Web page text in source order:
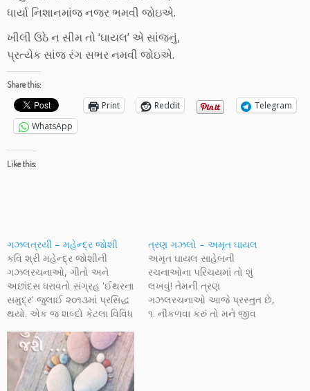
ધાર્યા નિશાનમાંજ નજર ભમવી જોઇએ.
ખીલી ઉઠે ન સીમ તો ‘ઘાયલ’ એ સાંજનું,
પ્રત્યેક સાંજ રંગ સભર નમવી જોઇએ.
Share this:
Print Reddit
Telegram
WhatsApp
Like this:
ગઝલત્રયી – મહેન્દ્ર જોશી
કવિ શ્રી મહેન્દ્ર જોશીની
ગઝલરચનાઓ, ગીતો અને
અછાંદસ ધરાવતો સંગ્રહ 'ઈથરના
સમુદ્ર' જુલાઈ ૨૦૧૩માં પ્રસિદ્ધ
થયો. એક જ શબ્દો કેટલા વિવિધ
રસાયણશાસ્ત્રી માટે ઈથર
કાર્બનયુક્ત અણુઓના વિષમ
બંધારણ ધરાવતા રસાયણનો શબ્દ
છે જ્યારે એ જ શબ્દનો તાત્વિક
ત્રણ ગઝલો – અમૃત ઘાયલ
અમૃત ઘાયલ સાહેબની
રચનાઓના પરિચયમાં તો શું
લખવું! તેમની ત્રણ
ગઝલરચનાઓ આજે પ્રસ્તુત છે,
૧. નીકળવા કરું તો મને જીવ